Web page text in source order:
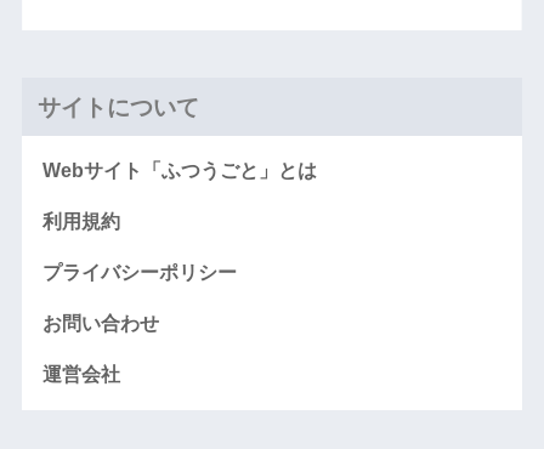
サイトについて
Webサイト「ふつうごと」とは
利用規約
プライバシーポリシー
お問い合わせ
運営会社